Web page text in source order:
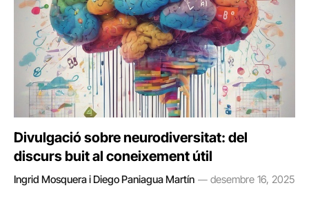
Divulgació sobre neurodiversitat: del
discurs buit al coneixement útil
Ingrid Mosquera i Diego Paniagua Martín desembre 16, 2025